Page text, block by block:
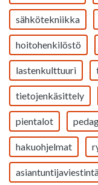
sähkötekniikka
hoitohenkilöstö
lastenkulttuuri
tietojenkäsittely
pientalot
hakuohjelmat